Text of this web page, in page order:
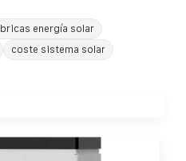
energía solar
coste sistema solar